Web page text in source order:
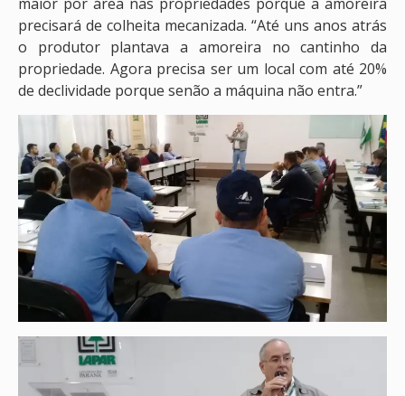
precisará de colheita mecanizada. “Até uns anos atrás
o produtor plantava a amoreira no cantinho da
propriedade. Agora precisa ser um local com até 20%
de declividade porque senão a máquina não entra.”